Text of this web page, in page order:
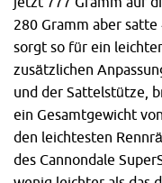
280 Gramm aber
sorgt so für ein
zusätzlichen
und der Sattelstütze,
ein Gesamtgewicht
den leichtesten
des Cannondale